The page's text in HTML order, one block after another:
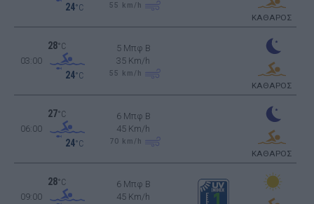
24°C 55 km/h
ΚΑΘΑΡΟΣ
03:00
28°C
24°C
5 Μπφ B
35 Km/h
55 km/h
ΚΑΘΑΡΟΣ
06:00
27°C
24°C
6 Μπφ B
45 Km/h
70 km/h
ΚΑΘΑΡΟΣ
09:00
28°C
6 Μπφ B
45 Km/h